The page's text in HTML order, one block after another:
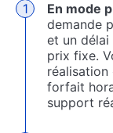
En mode
demande
et un
prix fixe.
forfait
support